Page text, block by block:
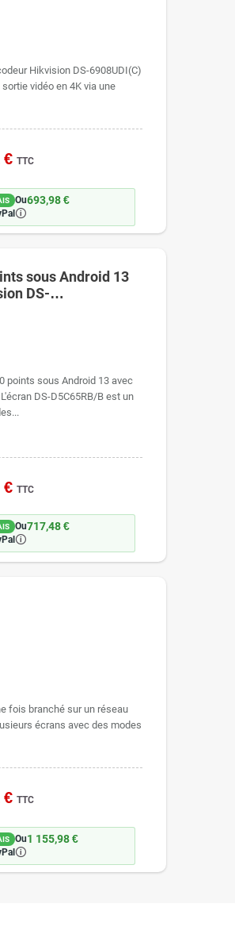
Hikvision DS-6908UDI(C)
vidéo en 4K via une
€ TTC
Ou693,98 €
🛈
sous Android 13
DS-
points sous Android 13 avec
DS-D5C65RB/B est un
€ TTC
Ou717,48 €
🛈
fois branché sur un réseau
écrans avec des modes
€ TTC
Ou1 155,98 €
🛈